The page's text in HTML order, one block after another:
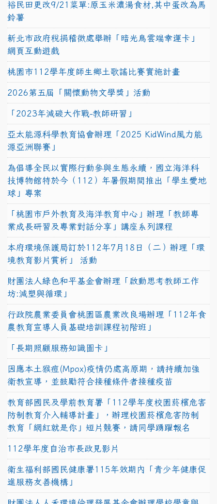
裕民田更改9/21菜單:原玉米濃湯食材,其中蛋改為馬
鈴薯
新北市政府稅捐稽徵處舉辦「暗光鳥雲端幸運卡」
網頁互動遊戲
桃園市112學年度師生鄉土歌謠比賽實施計畫
2026第五屆「關懷動物文學獎」活動
「2023年減碳大作戰-教師研習」
亞太能源科學教育協會辦理「2025 KidWind風力能
源亞洲聯賽」
為倡導全民以實際行動參與生態永續，國立海洋科
技博物館特於今（112）年暑假期間推出「學生愛地
球」專案
「桃園市戶外教育及海洋教育中心」辦理「教師專
業成長研習及專業對話分享」講座系列課程
本府環境保護局訂於112年7月18日（二）辦理「環
境教育影片賞析」 活動
財團法人綠色和平基金會辦理「啟動思考教師工作
坊:減塑與循環」
行政院農業委員會桃園區農業改良場辦理「112年食
農教育宣導人員基礎培訓課程初階班」
「長期照顧服務知識圖卡」
因應本土猴痘(Mpox)疫情仍處高原期，請持續加強
衛教宣導，並鼓勵符合接種條件者接種疫苗
教育部國民及學前教育署「112學年度校園菸檳危害
防制教育介入輔導計畫」，辦理校園菸檳危害防制
教育「網紅就是你」短片競賽，請同學踴躍報名
112學年度自治市長政見影片
衛生福利部國民健康署115年效期內「青少年健康促
進服務友善機構」